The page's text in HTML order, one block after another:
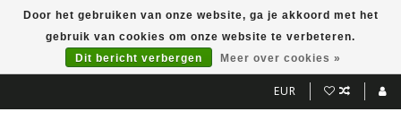
EUR
Door het gebruiken van onze website, ga je akkoord met het
gebruik van cookies om onze website te verbeteren.
Dit bericht verbergen
Meer over cookies »